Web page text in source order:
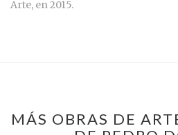
Arte, en 2015.
MÁS OBRAS DE